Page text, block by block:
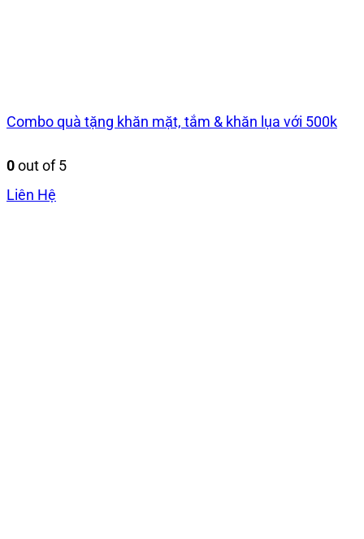
Combo quà tặng khăn mặt, tắm & khăn lụa với 500k
0out of 5
Liên Hệ